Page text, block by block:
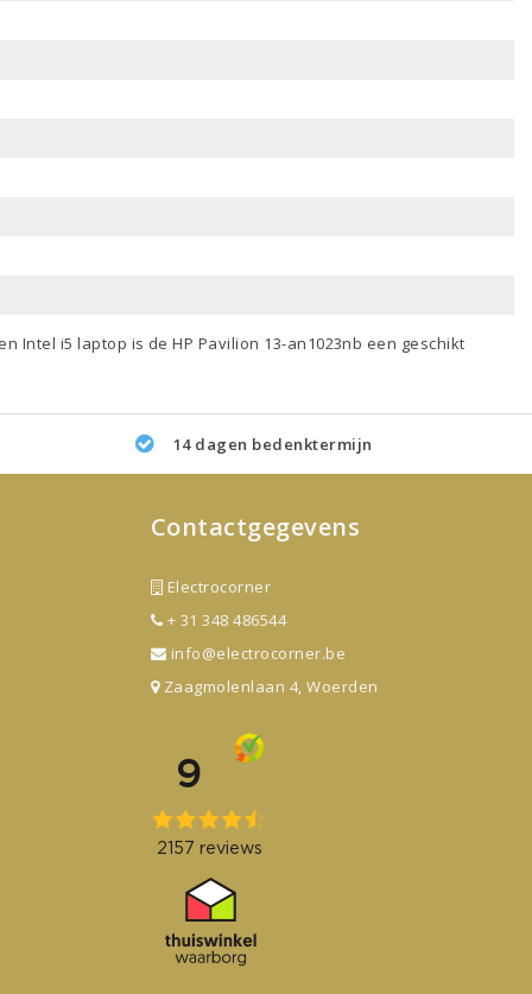
Intel i5 laptop is de HP Pavilion 13-an1023nb een geschikt
14 dagen bedenktermijn
Contactgegevens
Electrocorner
+ 31 348 486544
info@electrocorner.be
Zaagmolenlaan 4, Woerden